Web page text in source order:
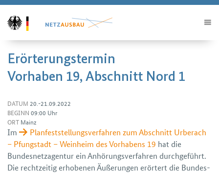
Erörterungstermin
Vorhaben 19, Abschnitt Nord 1
DATUM 20.-21.09.2022
BEGINN 09:00 Uhr
ORT Mainz
Im
Plan­feststellungs­verfahren zum Abschnitt Urberach
– Pfungstadt – Weinheim des Vorhabens 19 hat die
Bundes­netz­agentur ein Anhörungs­verfahren durch­geführt.
Die recht­zeitig erhobenen Äußerungen erörtert die Bundes­